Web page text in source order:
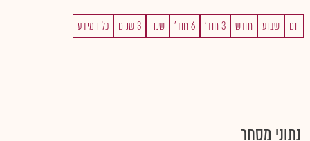
יום שבוע חודש 3 חוד' 6 חוד' שנה 3 שנים כל המידע
נתוני מסחר